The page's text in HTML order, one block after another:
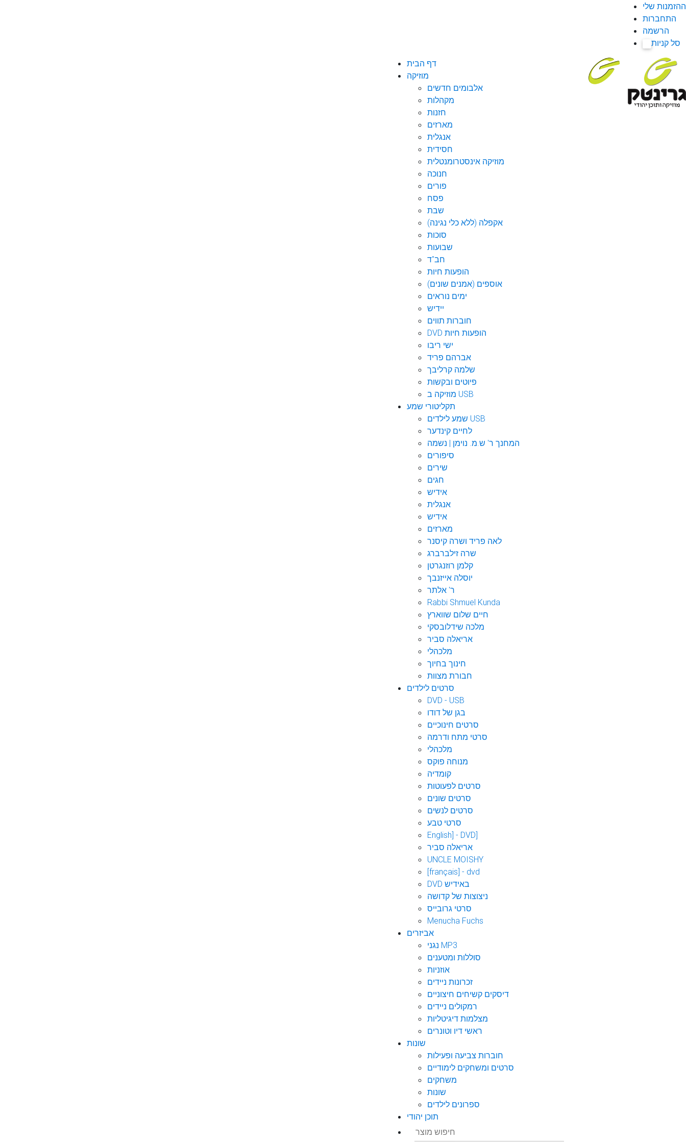
ההזמנות שלי
התחברות
הרשמה
סל קניות
דף הבית
מוזיקה
אלבומים חדשים
מקהלות
חזנות
מארזים
אנגלית
חסידית
מוזיקה אינסטרומנטלית
חנוכה
פורים
פסח
שבת
אקפלה (ללא כלי נגינה)
סוכות
שבועות
חב"ד
הופעות חיות
אוספים (אמנים שונים)
ימים נוראים
יידיש
חוברות תווים
DVD הופעות חיות
ישי ריבו
אברהם פריד
שלמה קרליבך
פיוטים ובקשות
מוזיקה ב USB
תקליטורי שמע
שמע לילדים USB
לחיים קינדער
המחנך ר' ש.מ. נוימן | נשמה
סיפורים
שירים
חגים
אידיש
אנגלית
אידיש
מארזים
לאה פריד ושרה קיסנר
שרה זילברברג
קלמן רוזנגרטן
יוסלה אייזנבך
ר' אלתר
Rabbi Shmuel Kunda
חיים שלום שווארץ
מלכה שידלובסקי
אריאלה סביר
מלכהלי
חינוך בחיוך
חבורת מצוות
סרטים לילדים
DVD - USB
בגן של דודו
סרטים חינוכיים
סרטי מתח ודרמה
מלכהלי
מנוחה פוקס
קומדיה
סרטים לפעוטות
סרטים שונים
סרטים לנשים
סרטי טבע
English] - DVD]
אריאלה סביר
UNCLE MOISHY
[français] - dvd
DVD באידיש
ניצוצות של קדושה
סרטי גרובייס
Menucha Fuchs
אביזרים
נגני MP3
סוללות ומטענים
אוזניות
זכרונות ניידים
דיסקים קשיחים חיצוניים
רמקולים ניידים
מצלמות דיגיטליות
ראשי דיו וטונרים
שונות
חוברות צביעה ופעילות
סרטים ומשחקים לימודיים
משחקים
שונות
ספרונים לילדים
תוכן יהודי